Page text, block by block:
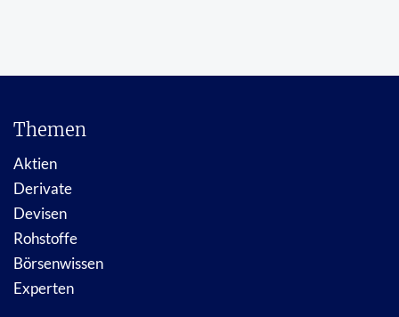
Themen
Aktien
Derivate
Devisen
Rohstoffe
Börsenwissen
Experten